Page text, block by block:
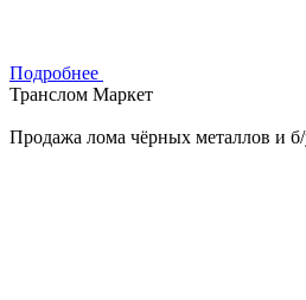
Подробнее
Транслом Маркет
Продажа лома чёрных металлов и б/